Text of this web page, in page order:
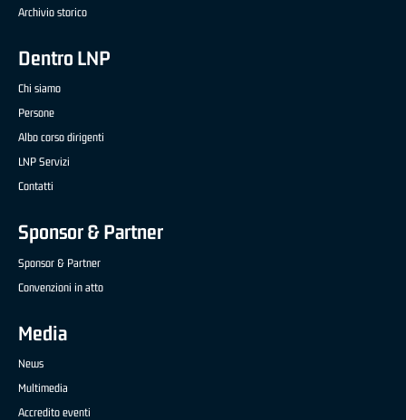
Archivio storico
Dentro LNP
Chi siamo
Persone
Albo corso dirigenti
LNP Servizi
Contatti
Sponsor & Partner
Sponsor & Partner
Convenzioni in atto
Media
News
Multimedia
Accredito eventi